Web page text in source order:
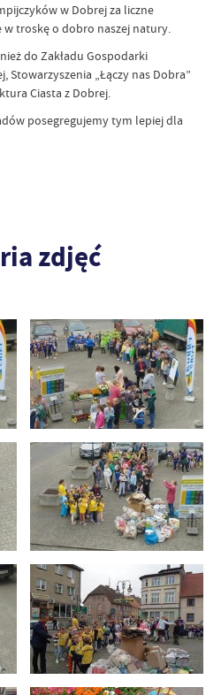
w Dobrej za liczne
w troskę o dobro naszej natury.
do Zakładu Gospodarki
Stowarzyszenia „Łączy nas Dobra”
Ciasta z Dobrej.
posegregujemy tym lepiej dla
zdjęć